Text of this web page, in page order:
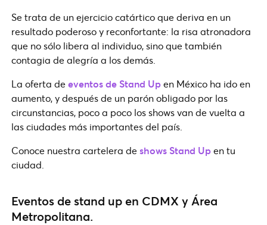
Se trata de un ejercicio catártico que deriva en un
resultado poderoso y reconfortante: la risa atronadora
que no sólo libera al individuo, sino que también
contagia de alegría a los demás.
La oferta deeventos de Stand Upen México ha ido en
aumento, y después de un parón obligado por las
circunstancias, poco a poco los shows van de vuelta a
las ciudades más importantes del país.
Conoce nuestra cartelera deshows Stand Upen tu
ciudad.
Eventos de stand up en CDMX y Área
Metropolitana.